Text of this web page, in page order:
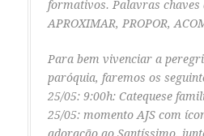
formativos. Palavras chaves
APROXIMAR, PROPOR,
Para bem vivenciar a
paróquia, faremos os
25/05: 9:00h: Catequese
25/05: momento AJS com
adoração ao Santíssimo,